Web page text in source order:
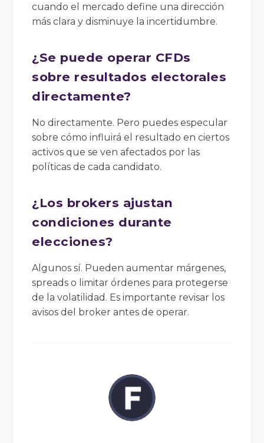
cuando el mercado define una dirección
más clara y disminuye la incertidumbre.
¿Se puede operar CFDs
sobre resultados electorales
directamente?
No directamente. Pero puedes especular
sobre cómo influirá el resultado en ciertos
activos que se ven afectados por las
políticas de cada candidato.
¿Los brokers ajustan
condiciones durante
elecciones?
Algunos sí. Pueden aumentar márgenes,
spreads o limitar órdenes para protegerse
de la volatilidad. Es importante revisar los
avisos del broker antes de operar.